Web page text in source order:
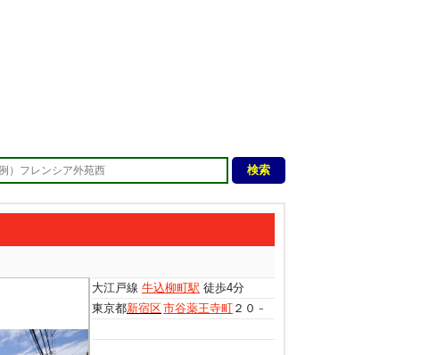
大江戸線 牛込柳町駅 徒歩4分
東京都新宿区市谷薬王寺町 ２０－７